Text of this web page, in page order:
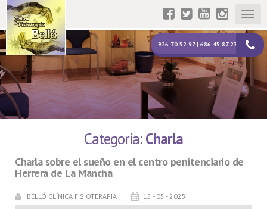
926 70 52 97 | 686 45 87 23
Categoría:Charla
Charla sobre el sueño en el centro penitenciario de
Herrera de La Mancha
BELLÓ CLÍNICA FISIOTERAPIA 15 - 05 - 2025